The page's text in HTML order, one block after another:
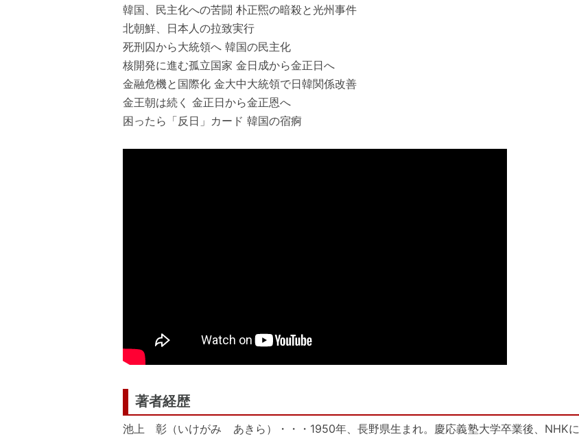
韓国、民主化への苦闘 朴正煕の暗殺と光州事件
北朝鮮、日本人の拉致実行
死刑囚から大統領へ 韓国の民主化
核開発に進む孤立国家 金日成から金正日へ
金融危機と国際化 金大中大統領で日韓関係改善
金王朝は続く 金正日から金正恩へ
困ったら「反日」カード 韓国の宿痾
著者経歴
池上 彰（いけがみ あきら）・・・1950年、長野県生まれ。慶応義塾大学卒業後、NHKに